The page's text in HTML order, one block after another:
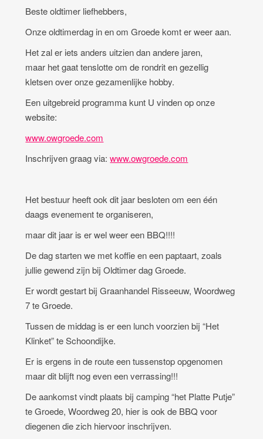
Beste oldtimer liefhebbers,
Onze oldtimerdag in en om Groede komt er weer aan.
Het zal er iets anders uitzien dan andere jaren,
maar het gaat tenslotte om de rondrit en gezellig
kletsen over onze gezamenlijke hobby.
Een uitgebreid programma kunt U vinden op onze
website:
www.owgroede.com
Inschrijven graag via:www.owgroede.com
Het bestuur heeft ook dit jaar besloten om een één
daags evenement te organiseren,
maar dit jaar is er wel weer een BBQ!!!!
De dag starten we met koffie en een paptaart, zoals
jullie gewend zijn bij Oldtimer dag Groede.
Er wordt gestart bij Graanhandel Risseeuw, Woordweg
7 te Groede.
Tussen de middag is er een lunch voorzien bij “Het
Klinket” te Schoondijke.
Er is ergens in de route een tussenstop opgenomen
maar dit blijft nog even een verrassing!!!
De aankomst vindt plaats bij camping “het Platte Putje”
te Groede, Woordweg 20, hier is ook de BBQ voor
diegenen die zich hiervoor inschrijven.